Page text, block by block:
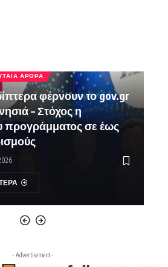
ΑΡΘΡΑ
φέρνουν το gov.gr
– Στόχος η
προγράμματος σε έως
- Advertisement -